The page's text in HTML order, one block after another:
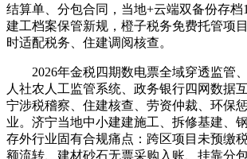
结算单、分包合同，当地+云端双备份存档
建工档案保管新规，橙子税务免费托管项
时适配税务、住建调阅核查。
2026年金税四期数电票全域穿透监管、
人社农人工监管系统、政务银行四网数据
宁涉税稽察、住建核查、劳资仲裁、环保
业。济宁当地中小建建施工、拆修基建、
存外行业固有合规痛点：跨区项目未预缴
额流转、建材砂石无票采购入账、挂靠分